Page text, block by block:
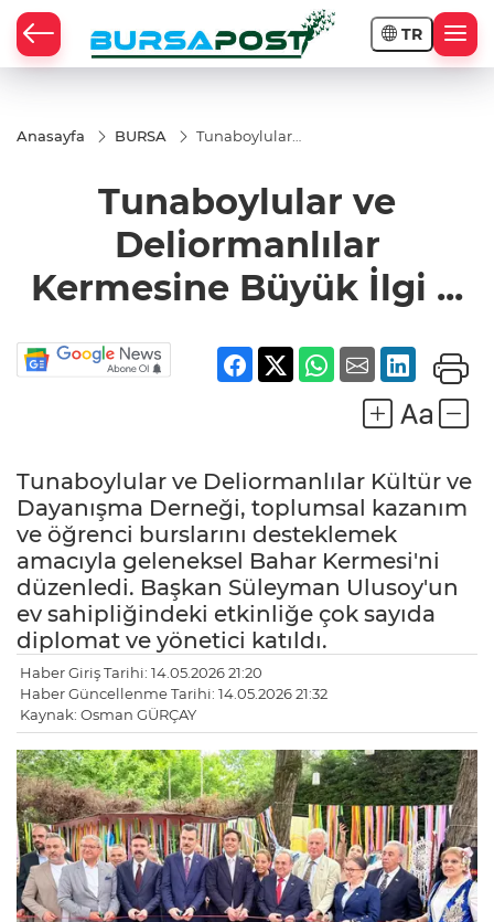
TR
Anasayfa BURSA
Tunaboylular
Kermesine
Büyük İlgi ...
Tunaboylular ve
Deliormanlılar
Kermesine Büyük İlgi ...
Tunaboylular ve Deliormanlılar Kültür ve
Dayanışma Derneği, toplumsal kazanım
ve öğrenci burslarını desteklemek
amacıyla geleneksel Bahar Kermesi'ni
düzenledi. Başkan Süleyman Ulusoy'un
ev sahipliğindeki etkinliğe çok sayıda
diplomat ve yönetici katıldı.
Haber Giriş Tarihi: 14.05.2026 21:20
Haber Güncellenme Tarihi: 14.05.2026 21:32
Kaynak: Osman GÜRÇAY